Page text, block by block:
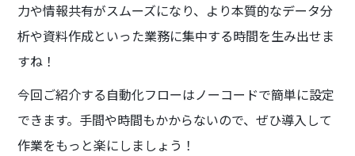
力や情報共有がスムーズになり、より本質的なデータ分
析や資料作成といった業務に集中する時間を生み出せま
すね！
今回ご紹介する自動化フローはノーコードで簡単に設定
できます。手間や時間もかからないので、ぜひ導入して
作業をもっと楽にしましょう！